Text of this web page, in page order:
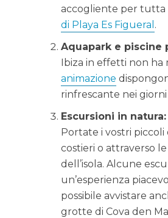
accogliente per tutta
di Playa Es Figueral .
Aquapark e piscine
Ibiza in effetti non ha
animazione
rinfrescante nei
Escursioni in
Portate i vostri piccoli
costieri o attraverso
dell’isola. Alcune
un’esperienza
possibile avvistare
grotte di Cova den